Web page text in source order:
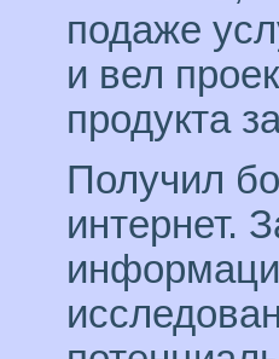
подаже
и вел
продукта
Получил
интернет.